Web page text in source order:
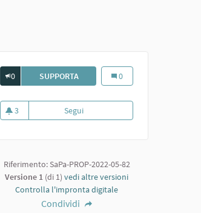
0 SUPPORTAPALESTRA CONPalestra con
0
3
3 sostenitori
Segui
Riferimento: SaPa-PROP-2022-05-82
Versione 1 (di 1) vedi altre versioni
Controlla l'impronta digitale
Condividi